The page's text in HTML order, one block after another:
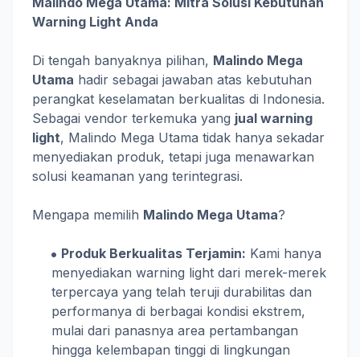
Warning Light Anda
Di tengah banyaknya pilihan, Malindo Mega
Utama hadir sebagai jawaban atas kebutuhan
perangkat keselamatan berkualitas di Indonesia.
Sebagai vendor terkemuka yang jual warning
light, Malindo Mega Utama tidak hanya sekadar
menyediakan produk, tetapi juga menawarkan
solusi keamanan yang terintegrasi.
Mengapa memilih Malindo Mega Utama?
Produk Berkualitas Terjamin: Kami hanya
menyediakan warning light dari merek-merek
terpercaya yang telah teruji durabilitas dan
performanya di berbagai kondisi ekstrem,
mulai dari panasnya area pertambangan
hingga kelembapan tinggi di lingkungan